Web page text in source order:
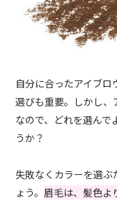
自分に合ったアイブ
選びも重要。しかし、
なので、どれを選んで
うか？
失敗なくカラーを選
ょう。 眉毛は、髪色よ